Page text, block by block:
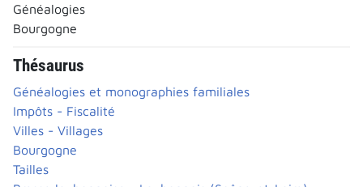
Généalogies
Bourgogne
Thésaurus
Généalogies et monographies familiales
Impôts - Fiscalité
Villes - Villages
Bourgogne
Tailles